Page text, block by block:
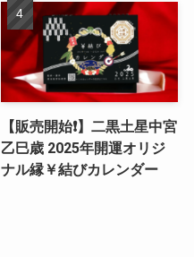
【販売開始❗️】二黒土星中宮
乙巳歳 2025年開運オリジ
ナル縁￥結びカレンダー